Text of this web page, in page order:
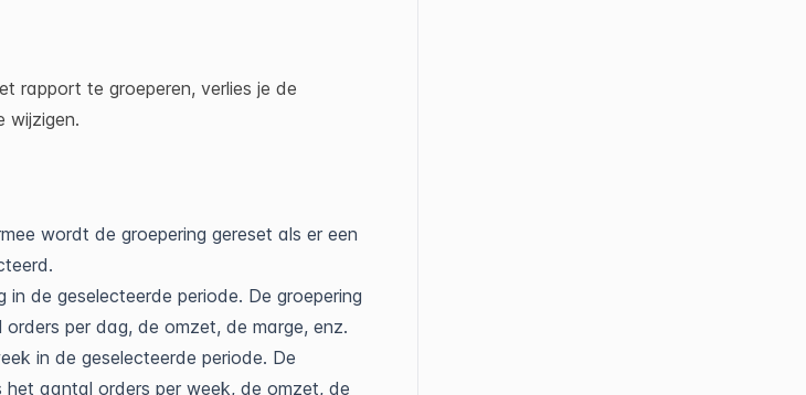
rapport te groeperen, verlies je de
wijzigen.
wordt de groepering gereset als er een
in de geselecteerde periode. De groepering
per dag, de omzet, de marge, enz.
in de geselecteerde periode. De
het aantal orders per week, de omzet, de